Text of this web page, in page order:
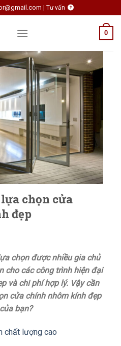
| Tư vấn
0
chọn cửa
đẹp
chọn được nhiều gia chủ
cho các công trình hiện đại
và chi phí hợp lý. Vậy cần
cửa chính nhôm kính đẹp
bạn?
chất lượng cao